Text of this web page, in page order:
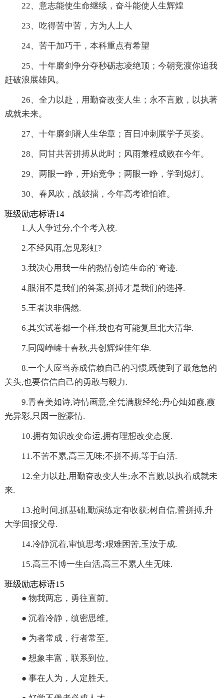
22、意志能使生命继续，奋斗能使人生辉煌
23、吃得苦中苦，方为人上人
24、苦干加巧干，本科重点有希望
25、十年磨剑争分夺秒砺志凌绝顶；今朝竞渡你追我
赶破浪展雄风。
26、全力以赴，用勤奋改变人生；永不言败，以执著
成就未来。
27、十年磨剑谱人生华章；百日冲刺展学子英姿。
28、同甘共苦拼搏从此时；风雨兼程成败在今年。
29、两眼一睁，开始竞争；两眼一睁，学到熄灯。
30、春风吹，战鼓擂，今年高考谁怕谁。
班级励志标语14
1.人人争过分,个个考入校.
2.不经风雨,怎见彩虹?
3.我决心用我一生的热情创造生命的`奇迹.
4.眼泪不是我们的答案,拼搏才是我们的选择.
5.王者决非偶然.
6.其实试卷都一个样,我也有可能复旦北大清华.
7.同闯峥嵘十春秋,共创辉煌佳年华.
8.一个人应当养成信赖自己的习惯,既使到了最危急的
关头,也要信信自己的勇敢与毅力.
9.青春美如诗,诗情画意,全凭满腹经纶;丹心灿如霞,霞
光异彩,只因一腔豪情.
10.拥有知识改变命运,拥有理想改变态度.
11.不苦不累,高三无味;不拼不搏,等于白活.
12.全力以赴,用勤奋改变人生;永不言败,以执着成就未
来.
13.抢时间,抓基础,勤演练定有收获;树自信,誓拼搏,升
大学回报父母.
14.冷静沉着,审慎思考;艰难困苦,玉汝于成.
15.高三不博一生白活,高三不累人生无味.
班级励志标语15
● 物我两忘，勇往直前。
● 沉着冷静，缜密思维。
● 为者常成，行者常至。
● 想象丰富，联系到位。
● 事在人为，人定胜天。